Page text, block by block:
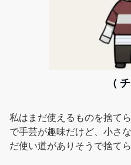
（
私はまだ使えるものを捨て
で手芸が趣味だけど、小さ
だ使い道がありそうで捨てら